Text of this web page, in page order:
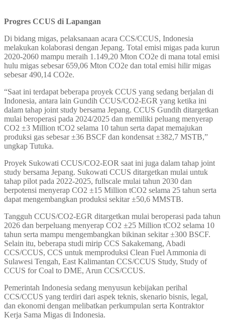
Progres CCUS di Lapangan
Di bidang migas, pelaksanaan acara CCS/CCUS, Indonesia
melakukan kolaborasi dengan Jepang. Total emisi migas pada kurun
2020-2060 mampu meraih 1.149,20 Mton CO2e di mana total emisi
hulu migas sebesar 659,06 Mton CO2e dan total emisi hilir migas
sebesar 490,14 CO2e.
“Saat ini terdapat beberapa proyek CCUS yang sedang berjalan di
Indonesia, antara lain Gundih CCUS/CO2-EGR yang ketika ini
dalam tahap joint study bersama Jepang. CCUS Gundih ditargetkan
mulai beroperasi pada 2024/2025 dan memiliki peluang menyerap
CO2 ±3 Million tCO2 selama 10 tahun serta dapat memajukan
produksi gas sebesar ±36 BSCF dan kondensat ±382,7 MSTB,”
ungkap Tutuka.
Proyek Sukowati CCUS/CO2-EOR saat ini juga dalam tahap joint
study bersama Jepang. Sukowati CCUS ditargetkan mulai untuk
tahap pilot pada 2022-2025, fullscale mulai tahun 2030 dan
berpotensi menyerap CO2 ±15 Million tCO2 selama 25 tahun serta
dapat mengembangkan produksi sekitar ±50,6 MMSTB.
Tangguh CCUS/CO2-EGR ditargetkan mulai beroperasi pada tahun
2026 dan berpeluang menyerap CO2 ±25 Million tCO2 selama 10
tahun serta mampu mengembangkan bikinan sekitar ±300 BSCF.
Selain itu, beberapa studi mirip CCS Sakakemang, Abadi
CCS/CCUS, CCS untuk memproduksi Clean Fuel Ammonia di
Sulawesi Tengah, East Kalimantan CCS/CCUS Study, Study of
CCUS for Coal to DME, Arun CCS/CCUS.
Pemerintah Indonesia sedang menyusun kebijakan perihal
CCS/CCUS yang terdiri dari aspek teknis, skenario bisnis, legal,
dan ekonomi dengan melibatkan perkumpulan serta Kontraktor
Kerja Sama Migas di Indonesia.